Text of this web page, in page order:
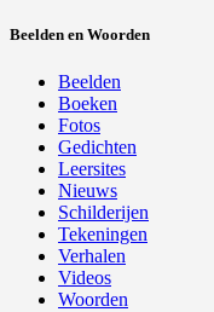
Beelden en Woorden
Beelden
Boeken
Fotos
Gedichten
Leersites
Nieuws
Schilderijen
Tekeningen
Verhalen
Videos
Woorden